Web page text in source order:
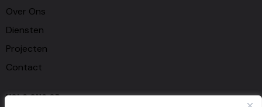
Over Ons
Diensten
Projecten
Contact
VOLG ONS OP